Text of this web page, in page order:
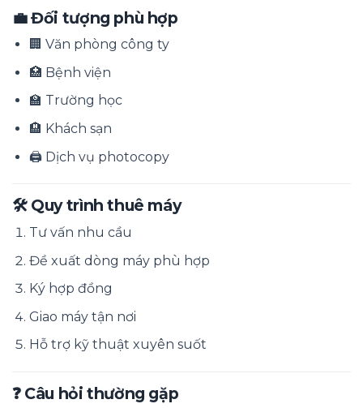
💼 Đối tượng phù hợp
🏢 Văn phòng công ty
🏥 Bệnh viện
🏫 Trường học
🏨 Khách sạn
🖨️ Dịch vụ photocopy
🛠️ Quy trình thuê máy
Tư vấn nhu cầu
Đề xuất dòng máy phù hợp
Ký hợp đồng
Giao máy tận nơi
Hỗ trợ kỹ thuật xuyên suốt
❓ Câu hỏi thường gặp